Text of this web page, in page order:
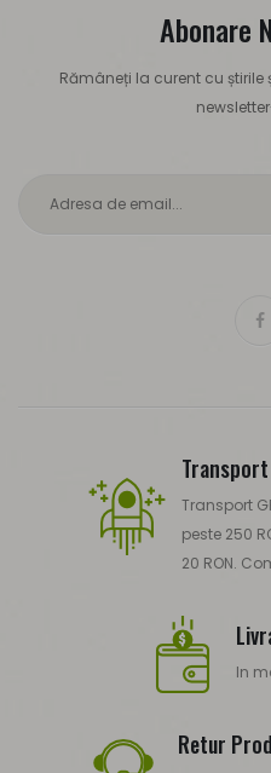
Abonare
Rămâneți la curent cu
Transport
peste 250
20 RON.
In
Retur